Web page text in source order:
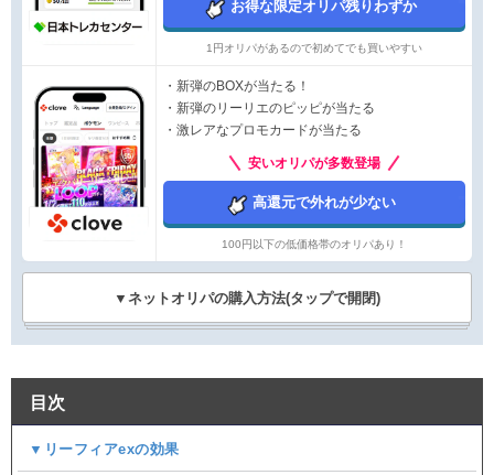
お得な限定オリパ残りわずか
1円オリパがあるので初めてでも買いやすい
・新弾のBOXが当たる！
・新弾のリーリエのピッピが当たる
・激レアなプロモカードが当たる
安いオリパが多数登場
高還元で外れが少ない
100円以下の低価格帯のオリパあり！
▼ネットオリパの購入方法(タップで開閉)
目次
▼リーフィアexの効果